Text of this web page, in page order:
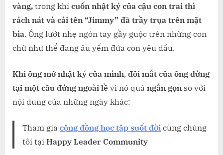
vàng, trong khi cuốn nhật ký của cậu con trai thì
rách nát và cái tên “Jimmy” đã trầy trụa trên mặt
bìa. Ông lướt nhẹ ngón tay gầy guộc trên những con
chữ như thể đang âu yếm đứa con yêu dấu.
Khi ông mở nhật ký của mình, đôi mắt của ông dừng
tại một câu đứng ngoài lề vì nó quá ngắn gọn so với
nội dung của những ngày khác:
Tham gia cộng đồng học tập suốt đời cùng chúng
tôi tại Happy Leader Community